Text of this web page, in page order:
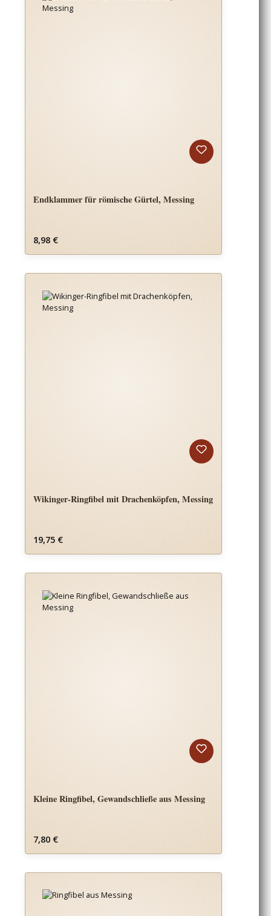
Endklammer für römische Gürtel, Messing
Regulärer Preis:
8,98 €
Wikinger-Ringfibel mit Drachenköpfen, Messing
Regulärer Preis:
19,75 €
Kleine Ringfibel, Gewandschließe aus Messing
Regulärer Preis:
7,80 €